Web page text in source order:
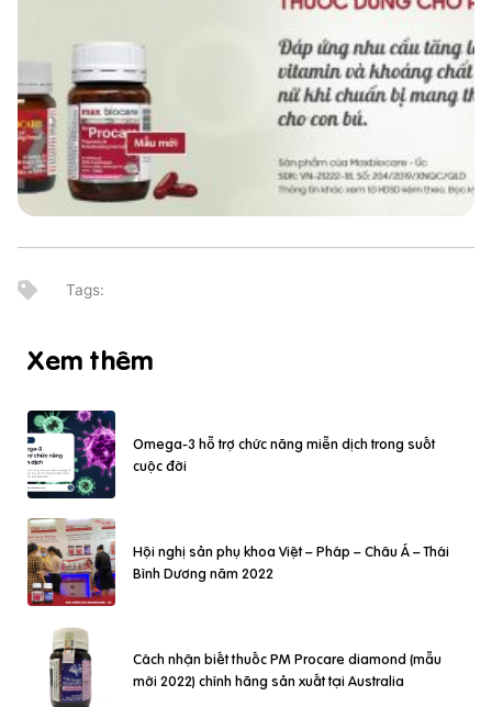
Xem thêm
Omega-3 hỗ trợ chức năng miễn dịch trong suốt
cuộc đời
Hội nghị sản phụ khoa Việt – Pháp – Châu Á – Thái
Bình Dương năm 2022
Cách nhận biết thuốc PM Procare diamond (mẫu
mới 2022) chính hãng sản xuất tại Australia